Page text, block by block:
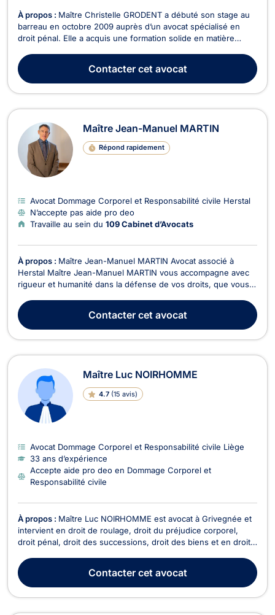
À propos : Maître Christelle GRODENT a débuté son stage au
barreau en octobre 2009 auprès d’un avocat spécialisé en
droit pénal. Elle a acquis une formation solide en matière
commercial. En 2019, elle a complété sa formation en droit
commercial et est depuis lors nommée cur...
Contactercet avocat
Maître Jean-Manuel MARTIN
Répond rapidement
Avocat Dommage Corporel et Responsabilité civile Herstal
N’accepte pas aide pro deo
Travaille au sein du 109 Cabinet d’Avocats
À propos : Maître Jean-Manuel MARTIN Avocat associé à
Herstal Maître Jean-Manuel MARTIN vous accompagne avec
rigueur et humanité dans la défense de vos droits, que vous
complexe. Domaines d’intervention : Dommage corporel &
responsabilité civile : accidents, agressions,...
Contactercet avocat
Maître Luc NOIRHOMME
4.7 (15 avis)
Avocat Dommage Corporel et Responsabilité civile Liège
33 ans d’expérience
Accepte aide pro deo en Dommage Corporel et
Responsabilité civile
À propos : Maître Luc NOIRHOMME est avocat à Grivegnée et
intervient en droit de roulage, droit du préjudice corporel,
droit pénal, droit des successions, droit des biens et en droit
cas d’excès de vitesse, de conduite en état d’alcoolémie ou
sous l’emprise de stupéfiants...
Contactercet avocat